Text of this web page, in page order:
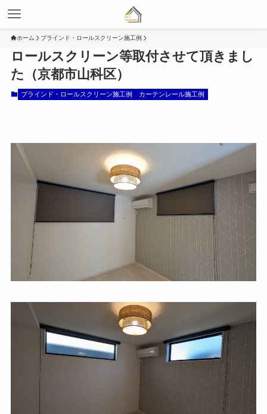
ホーム ブラインド・ロールスクリーン施工例
ロールスクリーン等取付させて頂きまし
た（京都市山科区）
ブラインド・ロールスクリーン施工例 カーテンレール施工例